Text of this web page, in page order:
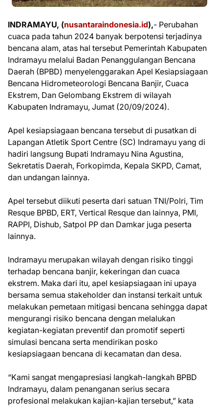
INDRAMAYU, (nusantaraindonesia.id),- Perubahan
cuaca pada tahun 2024 banyak berpotensi terjadinya
bencana alam, atas hal tersebut Pemerintah Kabupaten
Indramayu melalui Badan Penanggulangan Bencana
Daerah (BPBD) menyelenggarakan Apel Kesiapsiagaan
Bencana Hidrometeorologi Bencana Banjir, Cuaca
Ekstrem, Dan Gelombang Ekstrem di wilayah
Kabupaten Indramayu, Jumat (20/09/2024).
Apel kesiapsiagaan bencana tersebut di pusatkan di
Lapangan Atletik Sport Centre (SC) Indramayu yang di
hadiri langsung Bupati Indramayu Nina Agustina,
Sekretatis Daerah, Forkopimda, Kepala SKPD, Camat,
dan undangan lainnya.
Apel tersebut diikuti peserta dari satuan TNI/Polri, Tim
Resque BPBD, ERT, Vertical Resque dan lainnya, PMI,
RAPPI, Dishub, Satpol PP dan Damkar juga peserta
lainnya.
Indramayu merupakan wilayah dengan risiko tinggi
terhadap bencana banjir, kekeringan dan cuaca
ekstrem. Maka dari itu, apel kesiapsiagaan ini upaya
bersama semua stakeholder dan instansi terkait untuk
melakukan pemetaan mitigasi bencana sehingga dapat
mengurangi risiko bencana dengan melalukan
kegiatan-kegiatan preventif dan promotif seperti
simulasi bencana serta mendirikan posko
kesiapsiagaan bencana di kecamatan dan desa.
“Kami sangat mengapresiasi langkah-langkah BPBD
Indramayu, dalam penanganan serius secara
profesional melakukan kajian-kajian tersebut,” kata